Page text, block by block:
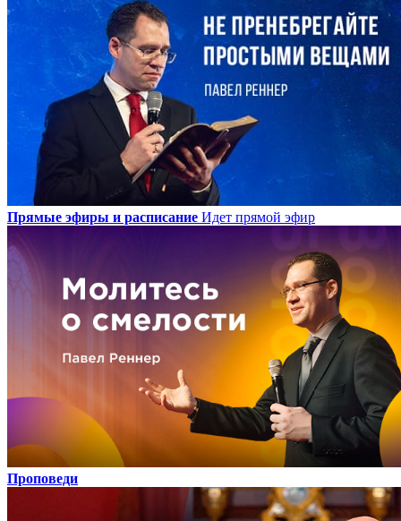
Прямые эфиры и расписание Идет прямой эфир
Проповеди